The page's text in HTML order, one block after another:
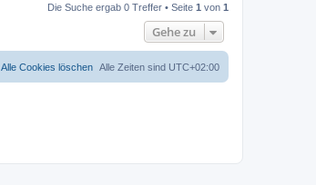
Die Suche ergab 0 Treffer • Seite 1 von 1
Gehe zu
Alle Zeiten sind UTC+02:00
Alle Cookies löschen